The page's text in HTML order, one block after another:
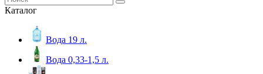
Каталог
Вода 19 л.
Вода 0,33-1,5 л.